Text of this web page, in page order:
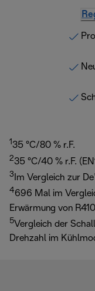
1 35 °C/80 % r.F.
235 °C/40 % r.F.
3 Im Vergleich zur
4696 Mal im
Erwärmung von
5Vergleich der
Drehzahl im